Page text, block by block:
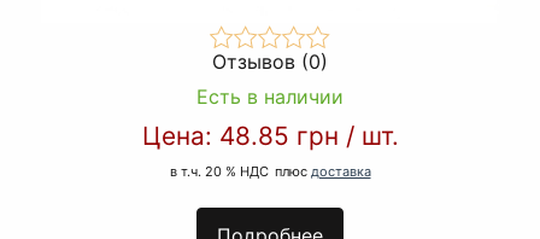
Отзывов (0)
Есть в наличии
Цена: 48.85 грн / шт.
в т.ч. 20 % НДС плюс доставка